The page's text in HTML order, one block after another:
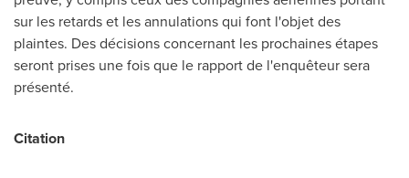
sur les retards et les annulations qui font l'objet des
plaintes. Des décisions concernant les prochaines étapes
seront prises une fois que le rapport de l'enquêteur sera
présenté.
Citation